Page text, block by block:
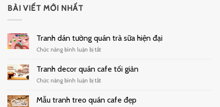
BÀI VIẾT MỚI NHẤT
Tranh dán tường quán trà sữa hiện đại
Chức năng bình luận bị tắtở
dán
quán
sữa
Tranh decor quán cafe tối giản
Chức năng bình luận bị tắtở
decor
Mẫu tranh treo quán cafe đẹp